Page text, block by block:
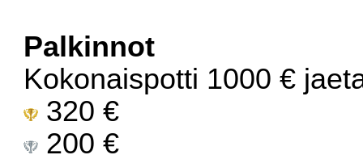
Palkinnot
Kokonaispotti 1000 €
320 €
200 €